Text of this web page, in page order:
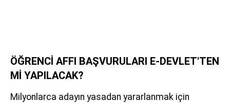
ÖĞRENCİ AFFI BAŞVURULARI E-DEVLET'TEN
Mİ YAPILACAK?
Milyonlarca adayın yasadan yararlanmak için